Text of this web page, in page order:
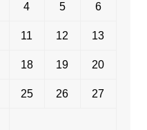
4 5 6
11 12 13
18 19 20
25 26 27